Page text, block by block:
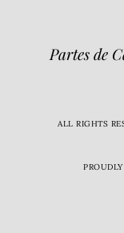
Partes de
ALL RIGHTS